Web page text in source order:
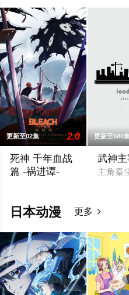
更新至02集 2.0
死神 千年血战
篇 -祸进谭-
更新至680
武神
主角秦
日本动漫 更多 